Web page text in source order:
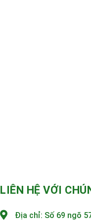
LIÊN HỆ VỚI
Địa chỉ: Số 69 ngõ